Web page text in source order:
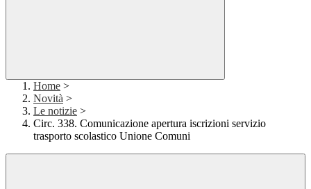
Home >
Novità >
Le notizie >
Circ. 338. Comunicazione apertura iscrizioni servizio
trasporto scolastico Unione Comuni